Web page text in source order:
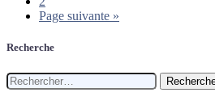
Page suivante »
Recherche
Rechercher :